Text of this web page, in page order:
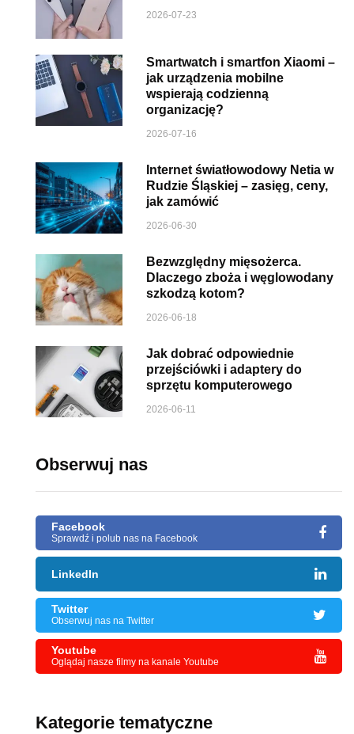
2026-07-23
Smartwatch i smartfon Xiaomi –
jak urządzenia mobilne
wspierają codzienną
organizację?
2026-07-16
Internet światłowodowy Netia w
Rudzie Śląskiej – zasięg, ceny,
jak zamówić
2026-06-30
Bezwzględny mięsożerca.
Dlaczego zboża i węglowodany
szkodzą kotom?
2026-06-18
Jak dobrać odpowiednie
przejściówki i adaptery do
sprzętu komputerowego
2026-06-11
Obserwuj nas
Facebook
Sprawdź i polub nas na Facebook
LinkedIn
Twitter
Obserwuj nas na Twitter
Youtube
Oglądaj nasze filmy na kanale Youtube
Kategorie tematyczne